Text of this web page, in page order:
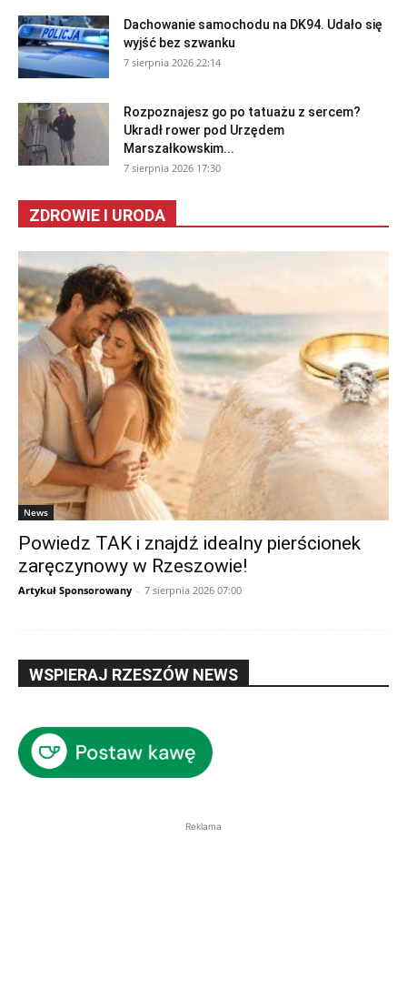
Dachowanie samochodu na DK94. Udało się
wyjść bez szwanku
7 sierpnia 2026 22:14
Rozpoznajesz go po tatuażu z sercem?
Ukradł rower pod Urzędem
Marszałkowskim...
7 sierpnia 2026 17:30
ZDROWIE I URODA
News
Powiedz TAK i znajdź idealny pierścionek
zaręczynowy w Rzeszowie!
Artykuł Sponsorowany - 7 sierpnia 2026 07:00
WSPIERAJ RZESZÓW NEWS
Reklama